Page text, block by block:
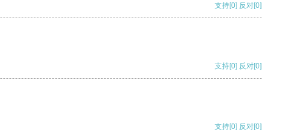
支持[0] 反对[0]
支持[0] 反对[0]
支持[0] 反对[0]